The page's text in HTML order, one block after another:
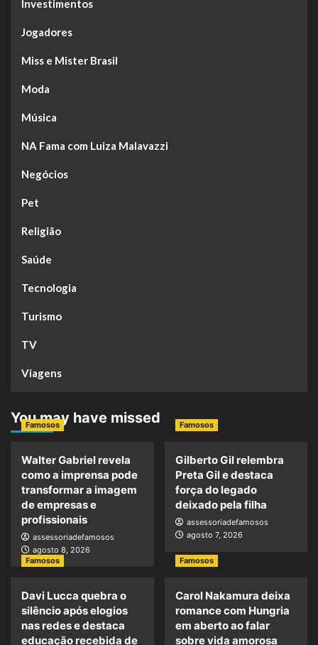
Investimentos
Jogadores
Miss e Mister Brasil
Moda
Música
NA Fama com Luiza Malavazzi
Negócios
Pet
Religião
Saúde
Tecnologia
Turismo
TV
Viagens
You may have missed
Famosos
Walter Gabriel revela
como a imprensa pode
transformar a imagem
de empresas e
profissionais
assessoriadefamosos
agosto 8, 2026
Famosos
Gilberto Gil relembra
Preta Gil e destaca
força do legado
deixado pela filha
assessoriadefamosos
agosto 7, 2026
Famosos
Davi Lucca quebra o
silêncio após elogios
nas redes e destaca
educação recebida de
Famosos
Carol Nakamura deixa
romance com Hungria
em aberto ao falar
sobre vida amorosa